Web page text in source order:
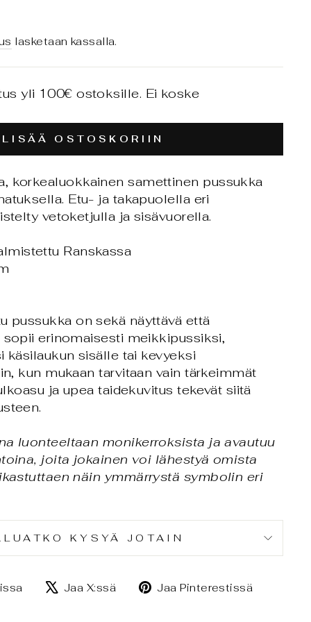
lasketaan kassalla.
yli 100€ ostoksille. Ei koske
LISÄÄ OSTOSKORIIN
korkealuokkainen samettinen pussukka
Etu- ja takapuolella eri
vetoketjulla ja sisävuorella.
Ranskassa
pussukka on sekä näyttävä että
erinomaisesti meikkipussiksi,
käsilaukun sisälle tai kevyeksi
kun mukaan tarvitaan vain tärkeimmät
ja upea taidekuvitus tekevät siitä
luonteeltaan monikerroksista ja avautuu
joita jokainen voi lähestyä omista
näin ymmärrystä symbolin eri
KYSYÄ JOTAIN
Jaa
Jaa X:ssä
Jaa
Jaa Pinterestissä